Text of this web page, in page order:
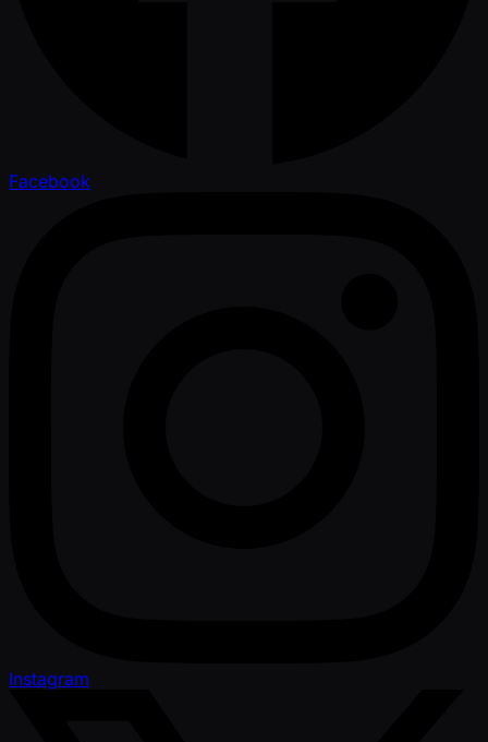
Facebook
Instagram